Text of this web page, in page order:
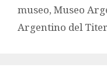
museo, Museo
Argentino del